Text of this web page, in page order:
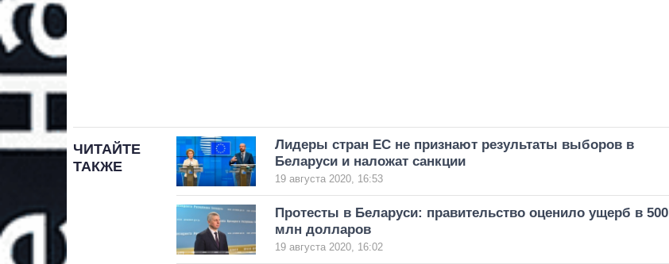
ЧИТАЙТЕ
ТАКЖЕ
Лидеры стран ЕС не признают результаты выборов в
Беларуси и наложат санкции
19 августа 2020, 16:53
Протесты в Беларуси: правительство оценило ущерб в 500
млн долларов
19 августа 2020, 16:02